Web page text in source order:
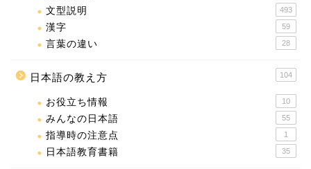
文型説明 493
漢字 59
言葉の違い 28
日本語の教え方 104
お役立ち情報 10
みんなの日本語 55
指導時の注意点 1
日本語教育書籍 35